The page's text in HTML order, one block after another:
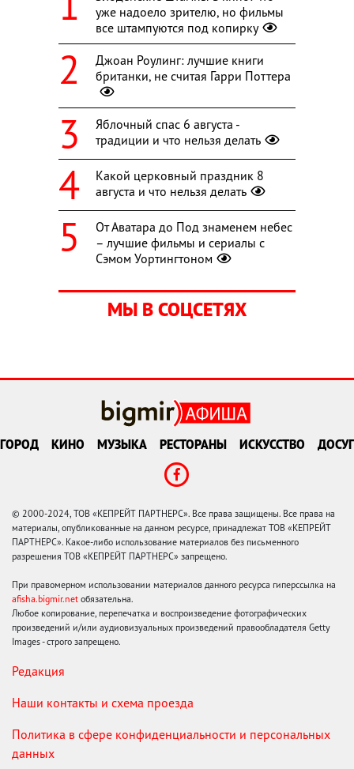
уже надоело зрителю, но фильмы
все штампуются под копирку
Джоан Роулинг: лучшие книги
британки, не считая Гарри Поттера
Яблочный спас 6 августа -
традиции и что нельзя делать
Какой церковный праздник 8
августа и что нельзя делать
От Аватара до Под знаменем небес
– лучшие фильмы и сериалы с
Сэмом Уортингтоном
МЫ В СОЦСЕТЯХ
ГОРОД КИНО МУЗЫКА РЕСТОРАНЫ ИСКУССТВО ДОСУГ
© 2000-2024, ТОВ «КЕПРЕЙТ ПАРТНЕРС». Все права защищены. Все права на
материалы, опубликованные на данном ресурсе, принадлежат ТОВ «КЕПРЕЙТ
ПАРТНЕРС». Какое-либо использование материалов без письменного
разрешения ТОВ «КЕПРЕЙТ ПАРТНЕРС» запрещено.
При правомерном использовании материалов данного ресурса гиперссылка на
afisha.bigmir.net обязательна.
Любое копирование, перепечатка и воспроизведение фотографических
произведений и/или аудиовизуальных произведений правообладателя Getty
Images - строго запрещено.
Редакция
Наши контакты и схема проезда
Политика в сфере конфиденциальности и персональных
данных